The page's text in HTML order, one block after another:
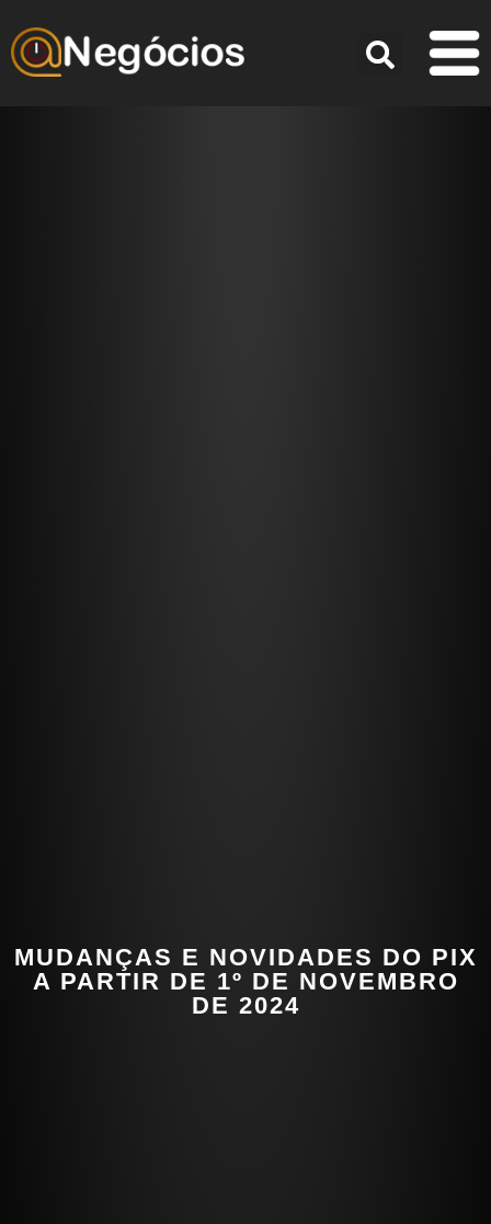
MUDANÇAS E NOVIDADES DO PIX
A PARTIR DE 1º DE NOVEMBRO
DE 2024